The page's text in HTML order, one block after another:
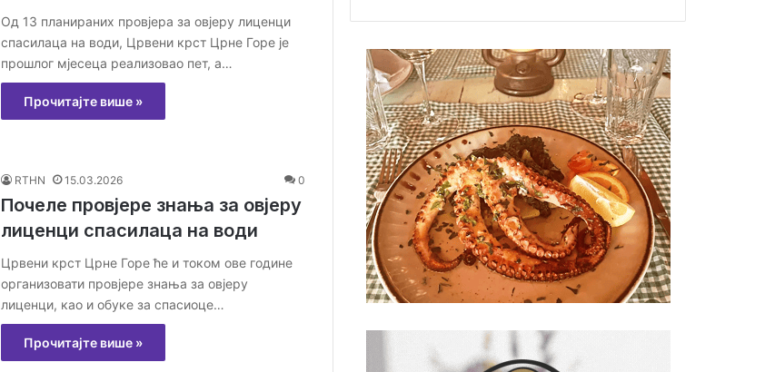
Од 13 планираних провјера за овјеру лиценци
спасилаца на води, Црвени крст Црне Горе је
прошлог мјесеца реализовао пет, а…
Прочитајте више »
RTHN 15.03.2026 0
Почеле провјере знања за овјеру
лиценци спасилаца на води
Црвени крст Црне Горе ће и током ове године
организовати провјере знања за овјеру
лиценци, као и обуке за спасиоце…
Прочитајте више »